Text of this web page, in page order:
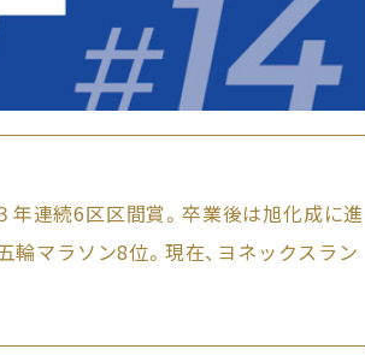
年連続6区区間賞。卒業後は旭化成に進
マラソン8位。現在、ヨネックスラン